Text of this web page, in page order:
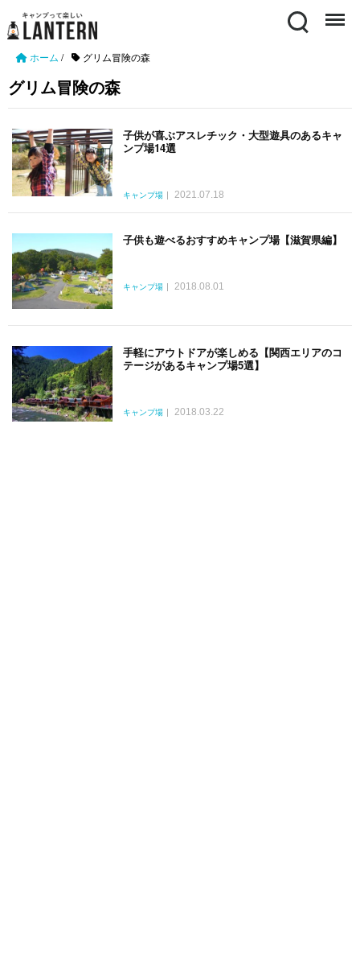
Search Menu
ホーム / グリム冒険の森
グリム冒険の森
子供が喜ぶアスレチック・大型遊具のあるキャ
ンプ場14選
キャンプ場 2021.07.18
子供も遊べるおすすめキャンプ場【滋賀県編】
キャンプ場 2018.08.01
手軽にアウトドアが楽しめる【関西エリアのコ
テージがあるキャンプ場5選】
キャンプ場 2018.03.22